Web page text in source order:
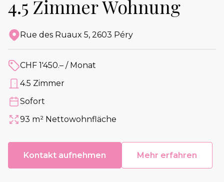
4.5 Zimmer Wohnung
Adresse
Rue des Ruaux 5, 2603 Péry
Preis
CHF 1'450.– / Monat
Anzahl Zimmer
4.5 Zimmer
Verfügbar ab
Sofort
Fläche
93 m² Nettowohnfläche
Kontakt aufnehmen Mehr erfahren